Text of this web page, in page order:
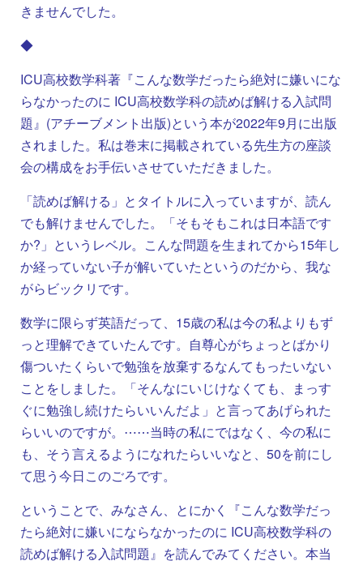
きませんでした。
◆
ICU高校数学科著『こんな数学だったら絶対に嫌いにな
らなかったのに ICU高校数学科の読めば解ける入試問
題』(アチーブメント出版)という本が2022年9月に出版
されました。私は巻末に掲載されている先生方の座談
会の構成をお手伝いさせていただきました。
「読めば解ける」とタイトルに入っていますが、読ん
でも解けませんでした。「そもそもこれは日本語です
か?」というレベル。こんな問題を生まれてから15年し
か経っていない子が解いていたというのだから、我な
がらビックリです。
数学に限らず英語だって、15歳の私は今の私よりもず
っと理解できていたんです。自尊心がちょっとばかり
傷ついたくらいで勉強を放棄するなんてもったいない
ことをしました。「そんなにいじけなくても、まっす
ぐに勉強し続けたらいいんだよ」と言ってあげられた
らいいのですが。⋯⋯当時の私にではなく、今の私に
も、そう言えるようになれたらいいなと、50を前にし
て思う今日このごろです。
ということで、みなさん、とにかく『こんな数学だっ
たら絶対に嫌いにならなかったのに ICU高校数学科の
読めば解ける入試問題』を読んでみてください。本当